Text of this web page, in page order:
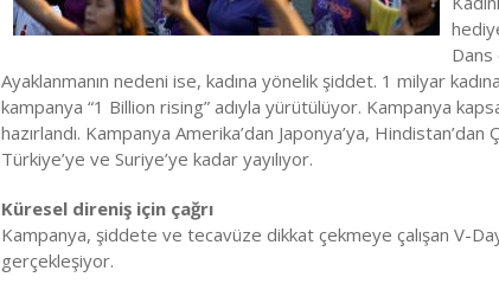
Dans
Ayaklanmanın nedeni ise, kadına yönelik şiddet. 1 milyar
kampanya “1 Billion rising” adıyla yürütülüyor. Kampanya
hazırlandı. Kampanya Amerika’dan Japonya’ya, Hindistan’dan
Türkiye’ye ve Suriye’ye kadar yayılıyor.
Küresel direniş için çağrı
Kampanya, şiddete ve tecavüze dikkat çekmeye çalışan V-
gerçekleşiyor.